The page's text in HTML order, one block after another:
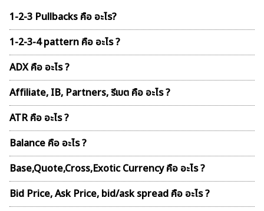
1-2-3 Pullbacks คือ อะไร?
1-2-3-4 pattern คือ อะไร ?
ADX คือ อะไร ?
Affiliate, IB, Partners, รีเบต คือ อะไร ?
ATR คือ อะไร ?
Balance คือ อะไร ?
Base,Quote,Cross,Exotic Currency คือ อะไร ?
Bid Price, Ask Price, bid/ask spread คือ อะไร ?